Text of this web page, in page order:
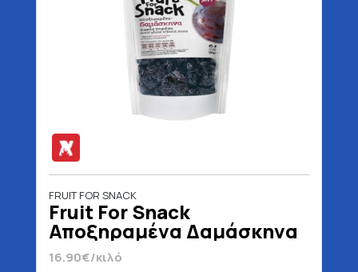
FRUIT FOR SNACK
Fruit For Snack
Αποξηραμένα Δαμάσκηνα
100 gr
16.90€/κιλό